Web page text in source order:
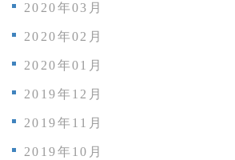
2020年03月
2020年02月
2020年01月
2019年12月
2019年11月
2019年10月